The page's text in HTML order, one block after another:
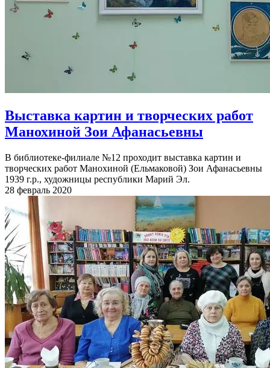
Выставка картин и творческих работ
Манохиной Зои Афанасьевны
В библиотеке-филиале №12 проходит выставка картин и
творческих работ Манохиной (Ельмаковой) Зои Афанасьевны
1939 г.р., художницы республики Марий Эл.
28 февраль 2020